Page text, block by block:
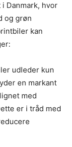
Danmark, hvor
og grøn
kan
udleder kun
en markant
med
er i tråd med